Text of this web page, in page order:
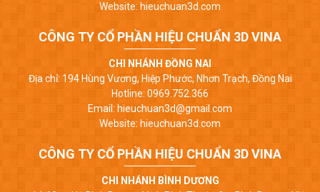
Website: hieuchuan3d.com
CÔNG TY CỔ PHẦN HIỆU CHUẨN 3D VINA
CHI NHÁNH ĐỒNG NAI
Địa chỉ: 194 Hùng Vương, Hiệp Phước, Nhơn Trạch, Đồng Nai
Hotline: 0969.752.366
Email: hieuchuan3d@gmail.com
Website: hieuchuan3d.com
CÔNG TY CỔ PHẦN HIỆU CHUẨN 3D VINA
CHI NHÁNH BÌNH DƯƠNG